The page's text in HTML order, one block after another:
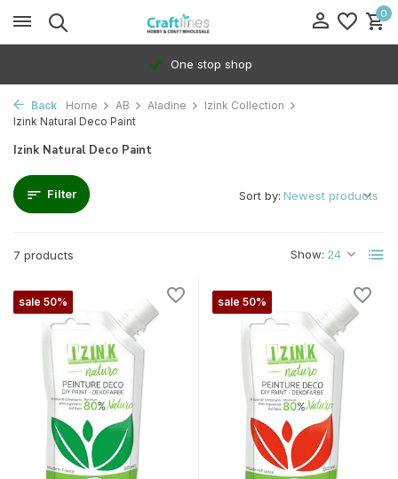
0
One stop shop
Back Home AB Aladine
Izink Collection
Izink Natural Deco Paint
Izink Natural Deco Paint
Filter
7 products Show:
Sort by:
sale 50% sale 50%